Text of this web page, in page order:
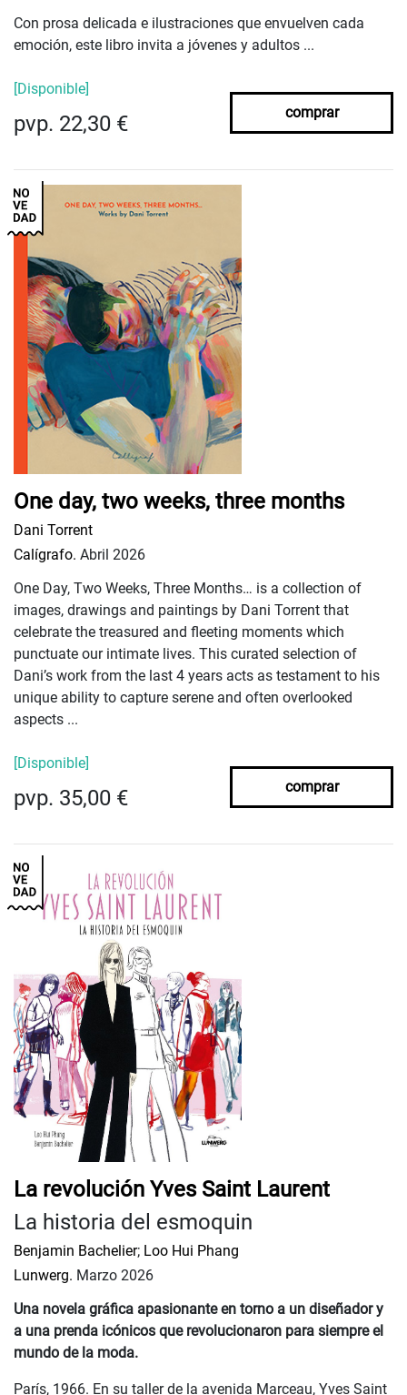
Con prosa delicada e ilustraciones que envuelven cada
emoción, este libro invita a jóvenes y adultos ...
[Disponible]
pvp. 22,30 € comprar
One day, two weeks, three months
Dani Torrent
Calígrafo. Abril 2026
One Day, Two Weeks, Three Months… is a collection of
images, drawings and paintings by Dani Torrent that
celebrate the treasured and fleeting moments which
punctuate our intimate lives. This curated selection of
Dani’s work from the last 4 years acts as testament to his
unique ability to capture serene and often overlooked
aspects ...
[Disponible]
pvp. 35,00 € comprar
La revolución Yves Saint Laurent
La historia del esmoquin
Benjamin Bachelier; Loo Hui Phang
Lunwerg. Marzo 2026
Una novela gráfica apasionante en torno a un diseñador y
a una prenda icónicos que revolucionaron para siempre el
mundo de la moda.
París, 1966. En su taller de la avenida Marceau, Yves Saint